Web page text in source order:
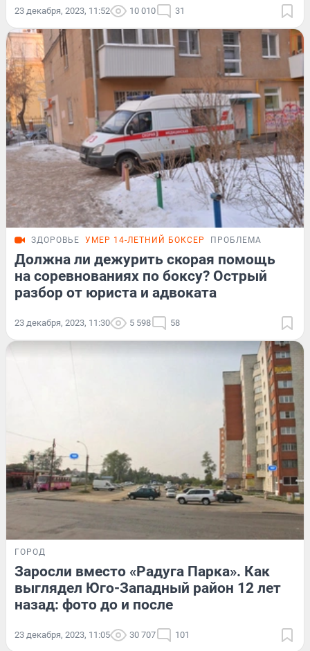
23 декабря, 2023, 11:52 10 010 31
ЗДОРОВЬЕ УМЕР 14-ЛЕТНИЙ БОКСЕР ПРОБЛЕМА
Должна ли дежурить скорая помощь
на соревнованиях по боксу? Острый
разбор от юриста и адвоката
23 декабря, 2023, 11:30 5 598 58
ГОРОД
Заросли вместо «Радуга Парка». Как
выглядел Юго-Западный район 12 лет
назад: фото до и после
23 декабря, 2023, 11:05 30 707 101